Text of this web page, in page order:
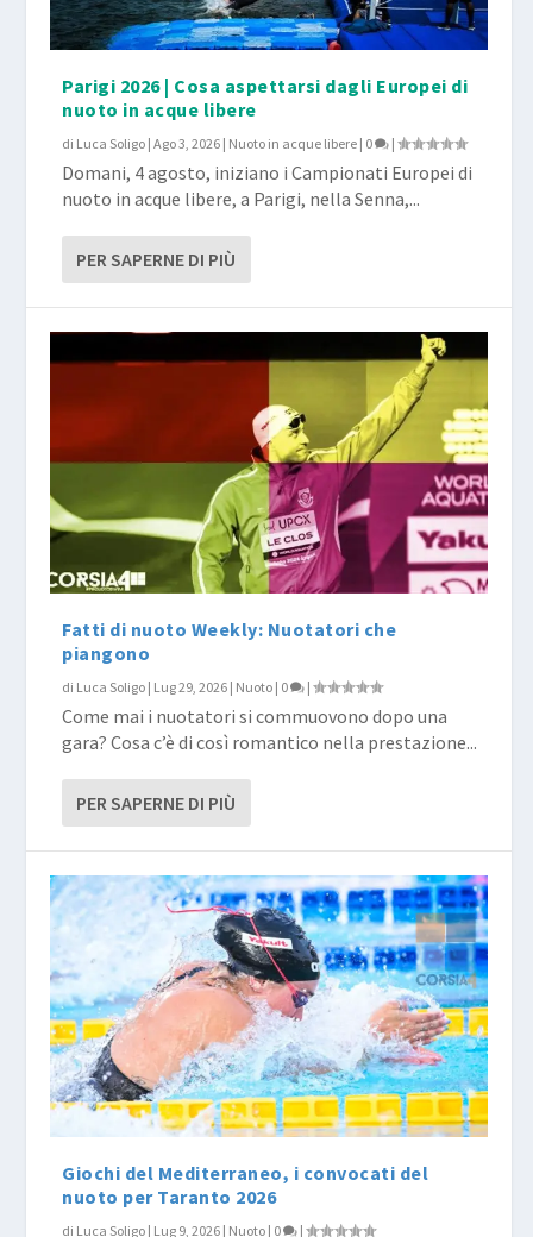
Parigi 2026 | Cosa aspettarsi dagli Europei di
nuoto in acque libere
di Luca Soligo |Ago 3, 2026 | Nuoto in acque libere | 0 |
Domani, 4 agosto, iniziano i Campionati Europei di
nuoto in acque libere, a Parigi, nella Senna,...
PER SAPERNE DI PIÙ
Fatti di nuoto Weekly: Nuotatori che
piangono
di Luca Soligo | Lug 29, 2026 | Nuoto | 0 |
Come mai i nuotatori si commuovono dopo una
gara? Cosa c’è di così romantico nella prestazione...
PER SAPERNE DI PIÙ
Giochi del Mediterraneo, i convocati del
nuoto per Taranto 2026
di Luca Soligo | Lug 9, 2026 | Nuoto | 0 |